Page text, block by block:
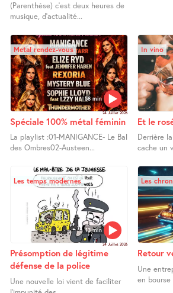
(Parenthèse) c’est deux heures de
musique, d’actualité...
58 min
Metal rendez-vous
24 Juillet 2026
Spéciale 100% métal féminin
La playlist :01-MANIGANCE- Le Bal
des Ombres02-Austeen...
In vino
Et le
Derrière
cache un
13 min
Les temps modernes
24 Juillet 2026
Présomption de légitime
défense de la police
Une nouvelle loi vient de faciliter
Les
Retour
Une
en